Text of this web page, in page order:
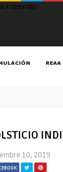
REAA
10, 2019